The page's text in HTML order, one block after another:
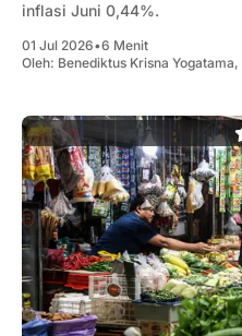
inflasi Juni 0,44%.
01 Jul 2026•6 Menit
Oleh: Benediktus Krisna Yogatama,